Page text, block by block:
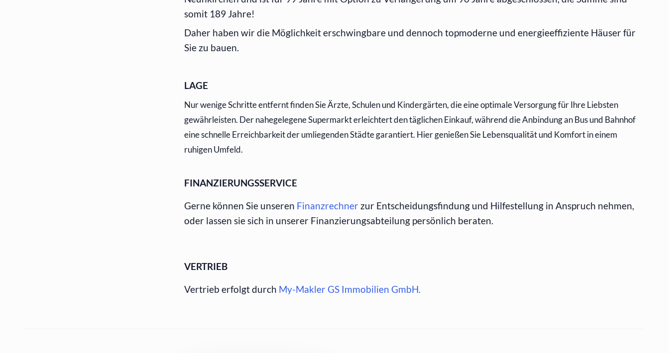
somit 189 Jahre!
Daher haben wir die Möglichkeit erschwingbare und dennoch topmoderne und energieeffiziente Häuser für
Sie zu bauen.
LAGE
Nur wenige Schritte entfernt finden Sie Ärzte, Schulen und Kindergärten, die eine optimale Versorgung für Ihre Liebsten
gewährleisten. Der nahegelegene Supermarkt erleichtert den täglichen Einkauf, während die Anbindung an Bus und Bahnhof
eine schnelle Erreichbarkeit der umliegenden Städte garantiert. Hier genießen Sie Lebensqualität und Komfort in einem
ruhigen Umfeld.
FINANZIERUNGSSERVICE
Gerne können Sie unseren Finanzrechner zur Entscheidungsfindung und Hilfestellung in Anspruch nehmen,
oder lassen sie sich in unserer Finanzierungsabteilung persönlich beraten.
VERTRIEB
Vertrieb erfolgt durch My-Makler GS Immobilien GmbH.